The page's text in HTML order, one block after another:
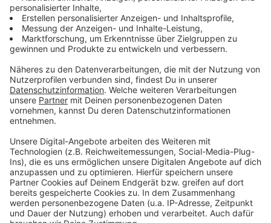
Leverkusen: Mehr Heuschnupfen durch Klimawandel
Milchkühe in Leverkusen: Weideaustrieb hat begonnen
Mitarbeitenden
Anzeige
Anzeige